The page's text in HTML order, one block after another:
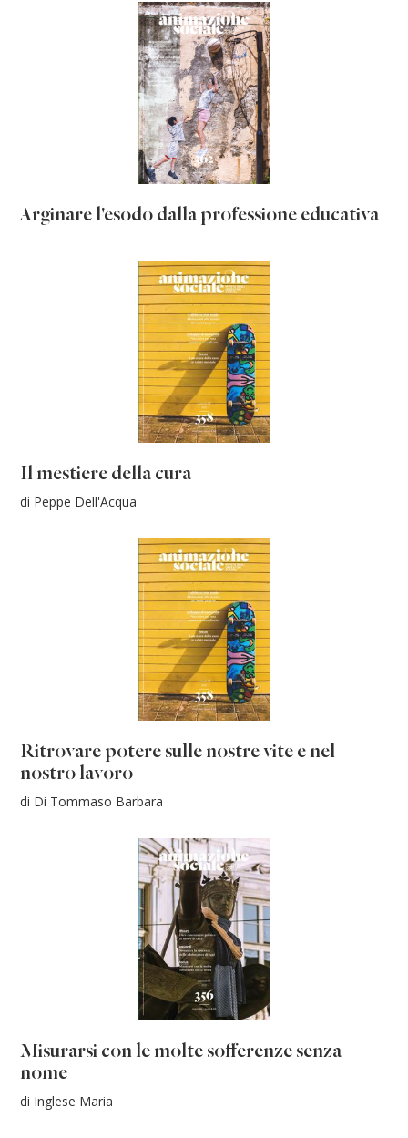
Arginare l'esodo dalla professione educativa
Il mestiere della cura
di Peppe Dell'Acqua
Ritrovare potere sulle nostre vite e nel
nostro lavoro
di Di Tommaso Barbara
Misurarsi con le molte sofferenze senza
nome
di Inglese Maria